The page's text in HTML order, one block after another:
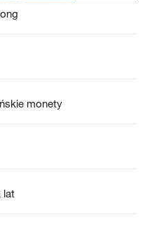
monety
lat